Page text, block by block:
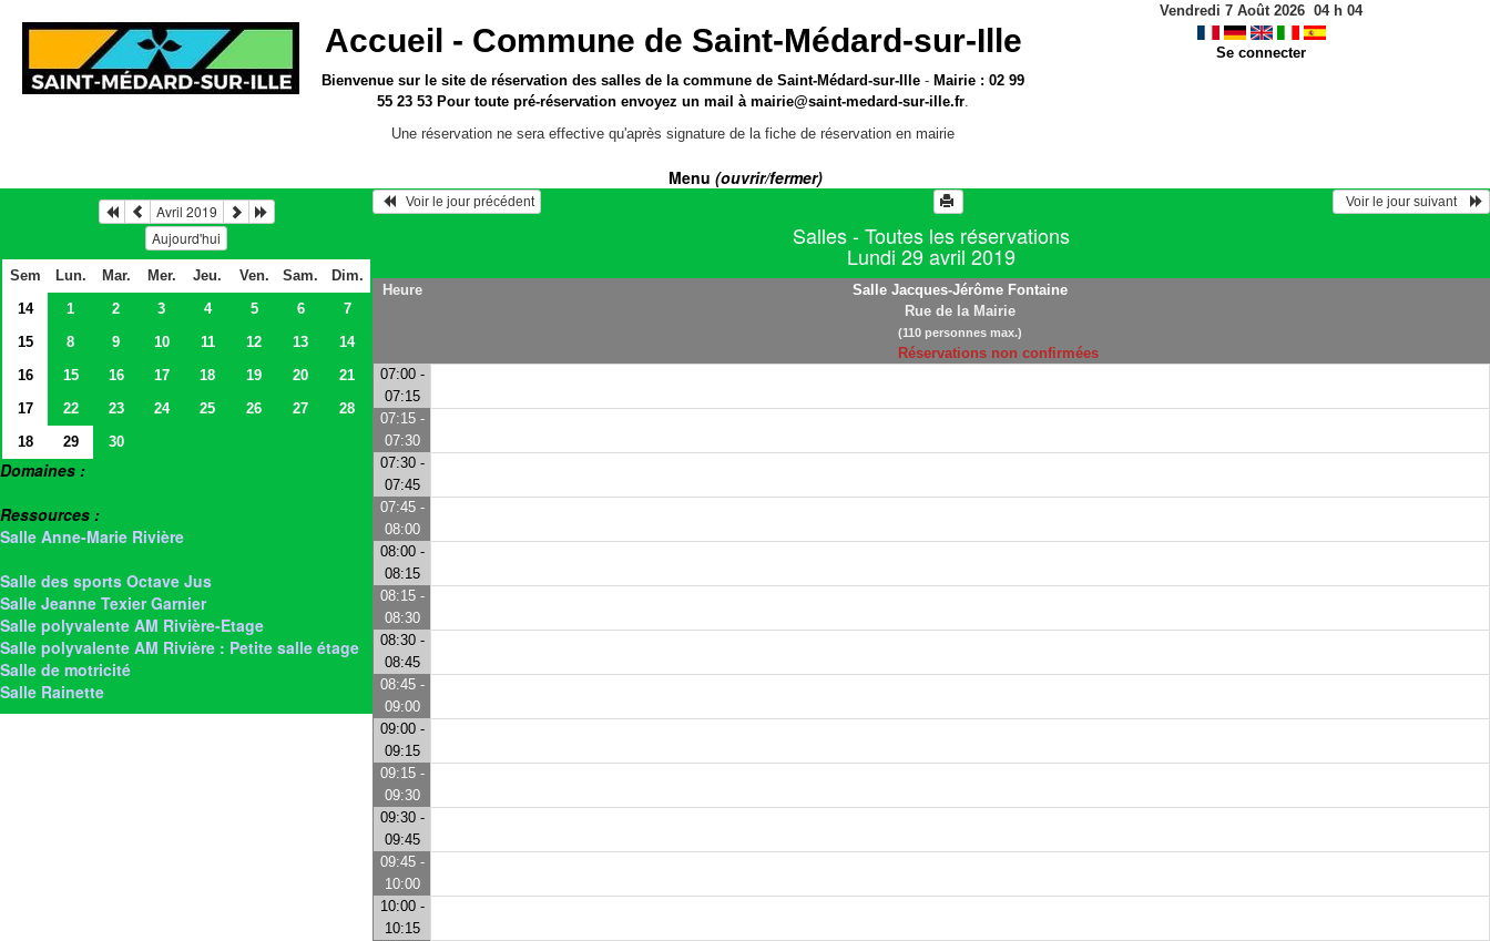
Accueil - Commune de Saint-Médard-sur-Ille
Bienvenue sur le sitede réservation des salles de la commune de Saint-Médard-sur-Ille - Mairie : 02 99
55 23 53 Pour toute pré-réservation envoyez un mail àmairie@saint-medard-sur-ille.fr.
Une réservation ne sera effective qu'après signature de la fiche de réservation en mairie
Vendredi 7 Août 2026 04h 04
Se connecter
Menu (ouvrir/fermer)
Avril 2019
Aujourd'hui
Sem Lun. Mar. Mer. Jeu. Ven. Sam.
Dim.
14
1 2 3 4 5 6
7
15
8 9 10 11 12 13
14
16
15 16 17 18 19 20
21
17
22 23 24 25 26 27
28
18
29 30
Domaines :
Ressources :
Salle Anne-Marie Rivière
Salle des sports Octave Jus
Salle Jeanne Texier Garnier
Salle polyvalente AM Rivière-Etage
Salle polyvalente AM Rivière : Petite salle étage
Salle de motricité
Salle Rainette
   Voir le jour précédent
  Voir le jour suivant
Salles - Toutes les réservations
Lundi 29 avril 2019
Heure
Salle Jacques-Jérôme Fontaine
Rue de la Mairie
(110 personnes max.)
Réservations non confirmées
07:00 -
07:15
07:15 -
07:30
07:30 -
07:45
07:45 -
08:00
08:00 -
08:15
08:15 -
08:30
08:30 -
08:45
08:45 -
09:00
09:00 -
09:15
09:15 -
09:30
09:30 -
09:45
09:45 -
10:00
10:00 -
10:15